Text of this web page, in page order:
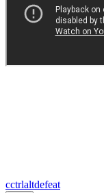
cctrlaltdefeat